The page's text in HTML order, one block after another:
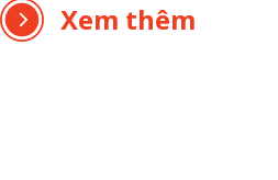
Xem thêm